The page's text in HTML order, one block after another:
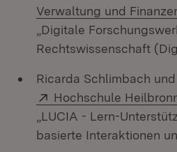
Verwaltung und
„Digitale
Rechtswissenschaft
Ricarda Schlimbach
Extern:
Hochschule
„LUCIA - Lern-
basierte Interaktionen